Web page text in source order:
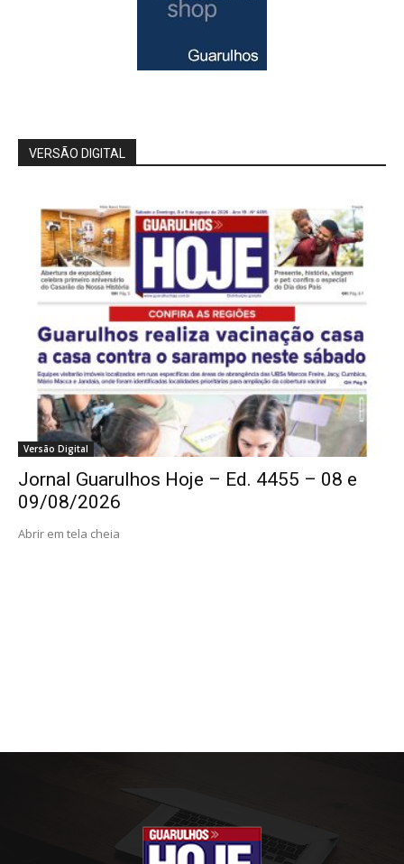
VERSÃO DIGITAL
Versão Digital
Jornal Guarulhos Hoje – Ed. 4455 – 08 e
09/08/2026
Abrir em tela cheia